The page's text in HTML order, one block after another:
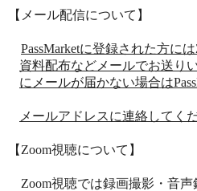
【メール配信について】
PassMarketに登録された方に
資料配布などメールでお送り
にメールが届かない場合は
メールアドレスに連絡してく
【Zoom視聴について】
Zoom視聴では録画撮影・音声